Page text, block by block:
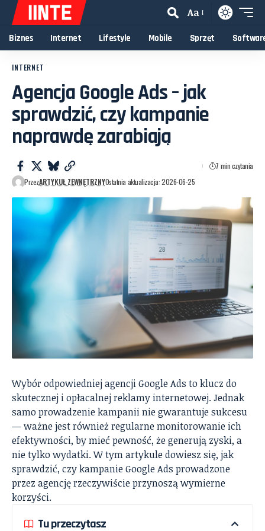
Aa
Biznes Internet Lifestyle Mobile Sprzęt
INTERNET
Agencja Google Ads – jak
sprawdzić, czy kampanie
naprawdę zarabiają
PrzezARTYKUŁ ZEWNĘTRZNYOstatnia aktualizacja: 2026-06-25
7 min czytania
Wybór odpowiedniej agencji Google Ads to klucz do
skutecznej i opłacalnej reklamy internetowej. Jednak
samo prowadzenie kampanii nie gwarantuje sukcesu
— ważne jest również regularne monitorowanie ich
efektywności, by mieć pewność, że generują zyski, a
nie tylko wydatki. W tym artykule dowiesz się, jak
sprawdzić, czy kampanie Google Ads prowadzone
przez agencję rzeczywiście przynoszą wymierne
korzyści.
Tu przeczytasz